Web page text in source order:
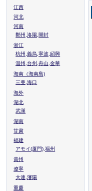
江西
河北
河南
鄭州,洛陽,開封
浙江
杭州,義烏,寧波,紹興
温州,台州,舟山,金華
海南（海南島)
三亜,海口
海外
湖北
武漢
湖南
甘粛
福建
アモイ(厦門),福州
貴州
遼寧
大連,瀋陽
重慶